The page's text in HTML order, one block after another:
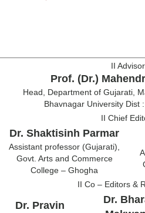
II
Prof. (Dr.)
Head, Department of Gujarati,
Bhavnagar University Dist
II Chief
Dr. Shaktisinh Parmar
Assistant professor (Gujarati),
Govt. Arts and Commerce
College – Ghogha
II Co – Editors &
Dr. Pravin
Dr.